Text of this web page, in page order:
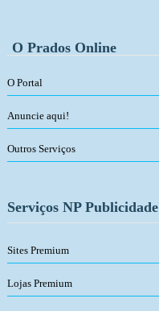
O Prados Online
O Portal
Anuncie aqui!
Outros Serviços
Serviços NP Publicidade
Sites Premium
Lojas Premium